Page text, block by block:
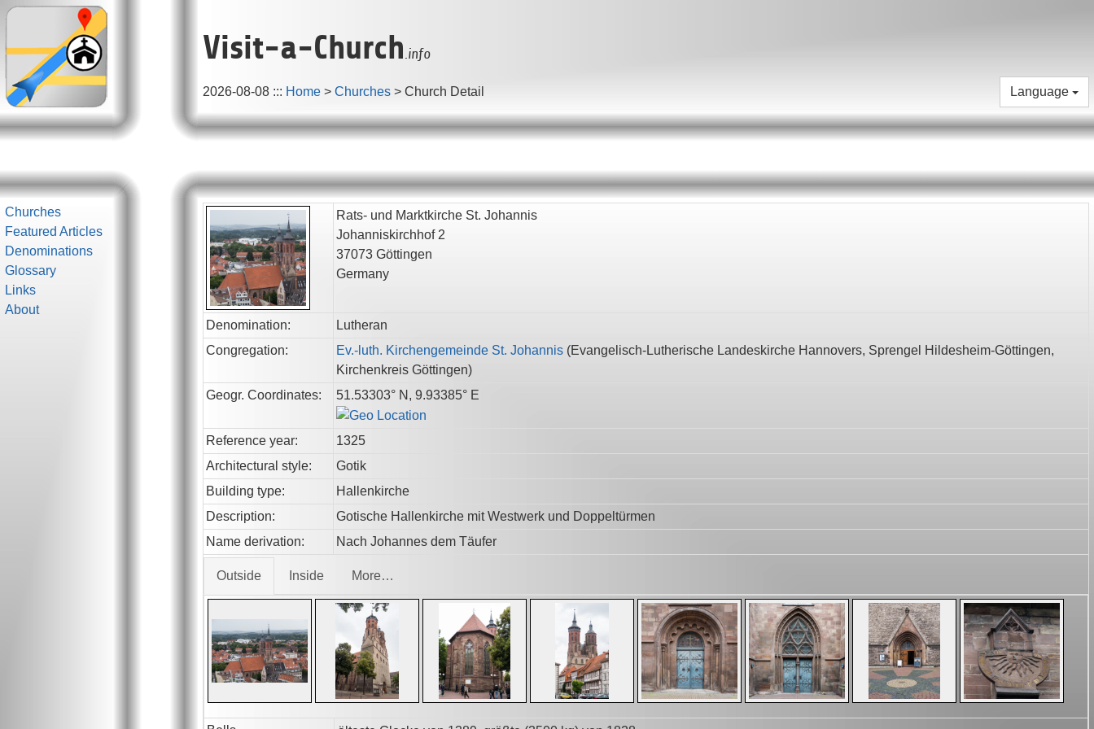
Visit-a-Church.info
2026-08-08 ::: Home > Churches > Church Detail Language
Churches
Featured Articles
Denominations
Glossary
Links
About
Rats- und Marktkirche St. Johannis
Johanniskirchhof 2
37073 Göttingen
Germany
Denomination:
Lutheran
Congregation:
Ev.-luth. Kirchengemeinde St. Johannis (Evangelisch-Lutherische Landeskirche Hannovers, Sprengel Hildesheim-Göttingen,
Kirchenkreis Göttingen)
Geogr. Coordinates:
51.53303° N, 9.93385° E
Reference year:
1325
Architectural style:
Gotik
Building type:
Hallenkirche
Description:
Gotische Hallenkirche mit Westwerk und Doppeltürmen
Name derivation:
Nach Johannes dem Täufer
Outside Inside More…